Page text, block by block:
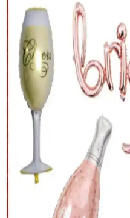
Düğün ve kutlamalarda damat
tasarımlarıyla eğlenceyi ve
çekimlerini renklendirir,
Pera İstanbul Pembe
Veda Partileri İçin Şık
Pera İstanbul'un 10'lu pembe
partilerine enerjik ve şık bir
yüksek kalite, güvenilir
unutulmaz anlar yaşatır.
BeySüS Bride To Be
Karşılaştırması ve
Bu makalede, BeySüS Bride
yüzük balonlarının özellikleri,
önerileri detaylı şekilde